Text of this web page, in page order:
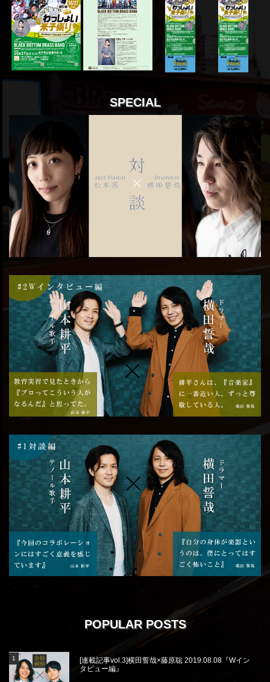
SPECIAL
POPULAR POSTS
[連載記事vol.3]横田誓哉×藤原聡 2019.08.08『Wイン
タビュー編』